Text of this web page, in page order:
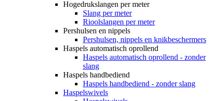
Hogedrukslangen per meter
Slang per meter
Rioolslangen per meter
Pershulsen en nippels
Pershulsen, nippels en knikbeschermers
Haspels automatisch oprollend
Haspels automatisch oprollend - zonder
slang
Haspels handbediend
Haspels handbediend - zonder slang
Haspelswivels